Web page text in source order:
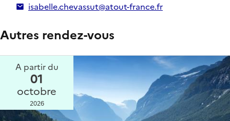
isabelle.chevassut@atout-france.fr
Autres rendez-vous
A partir du
01
octobre
2026